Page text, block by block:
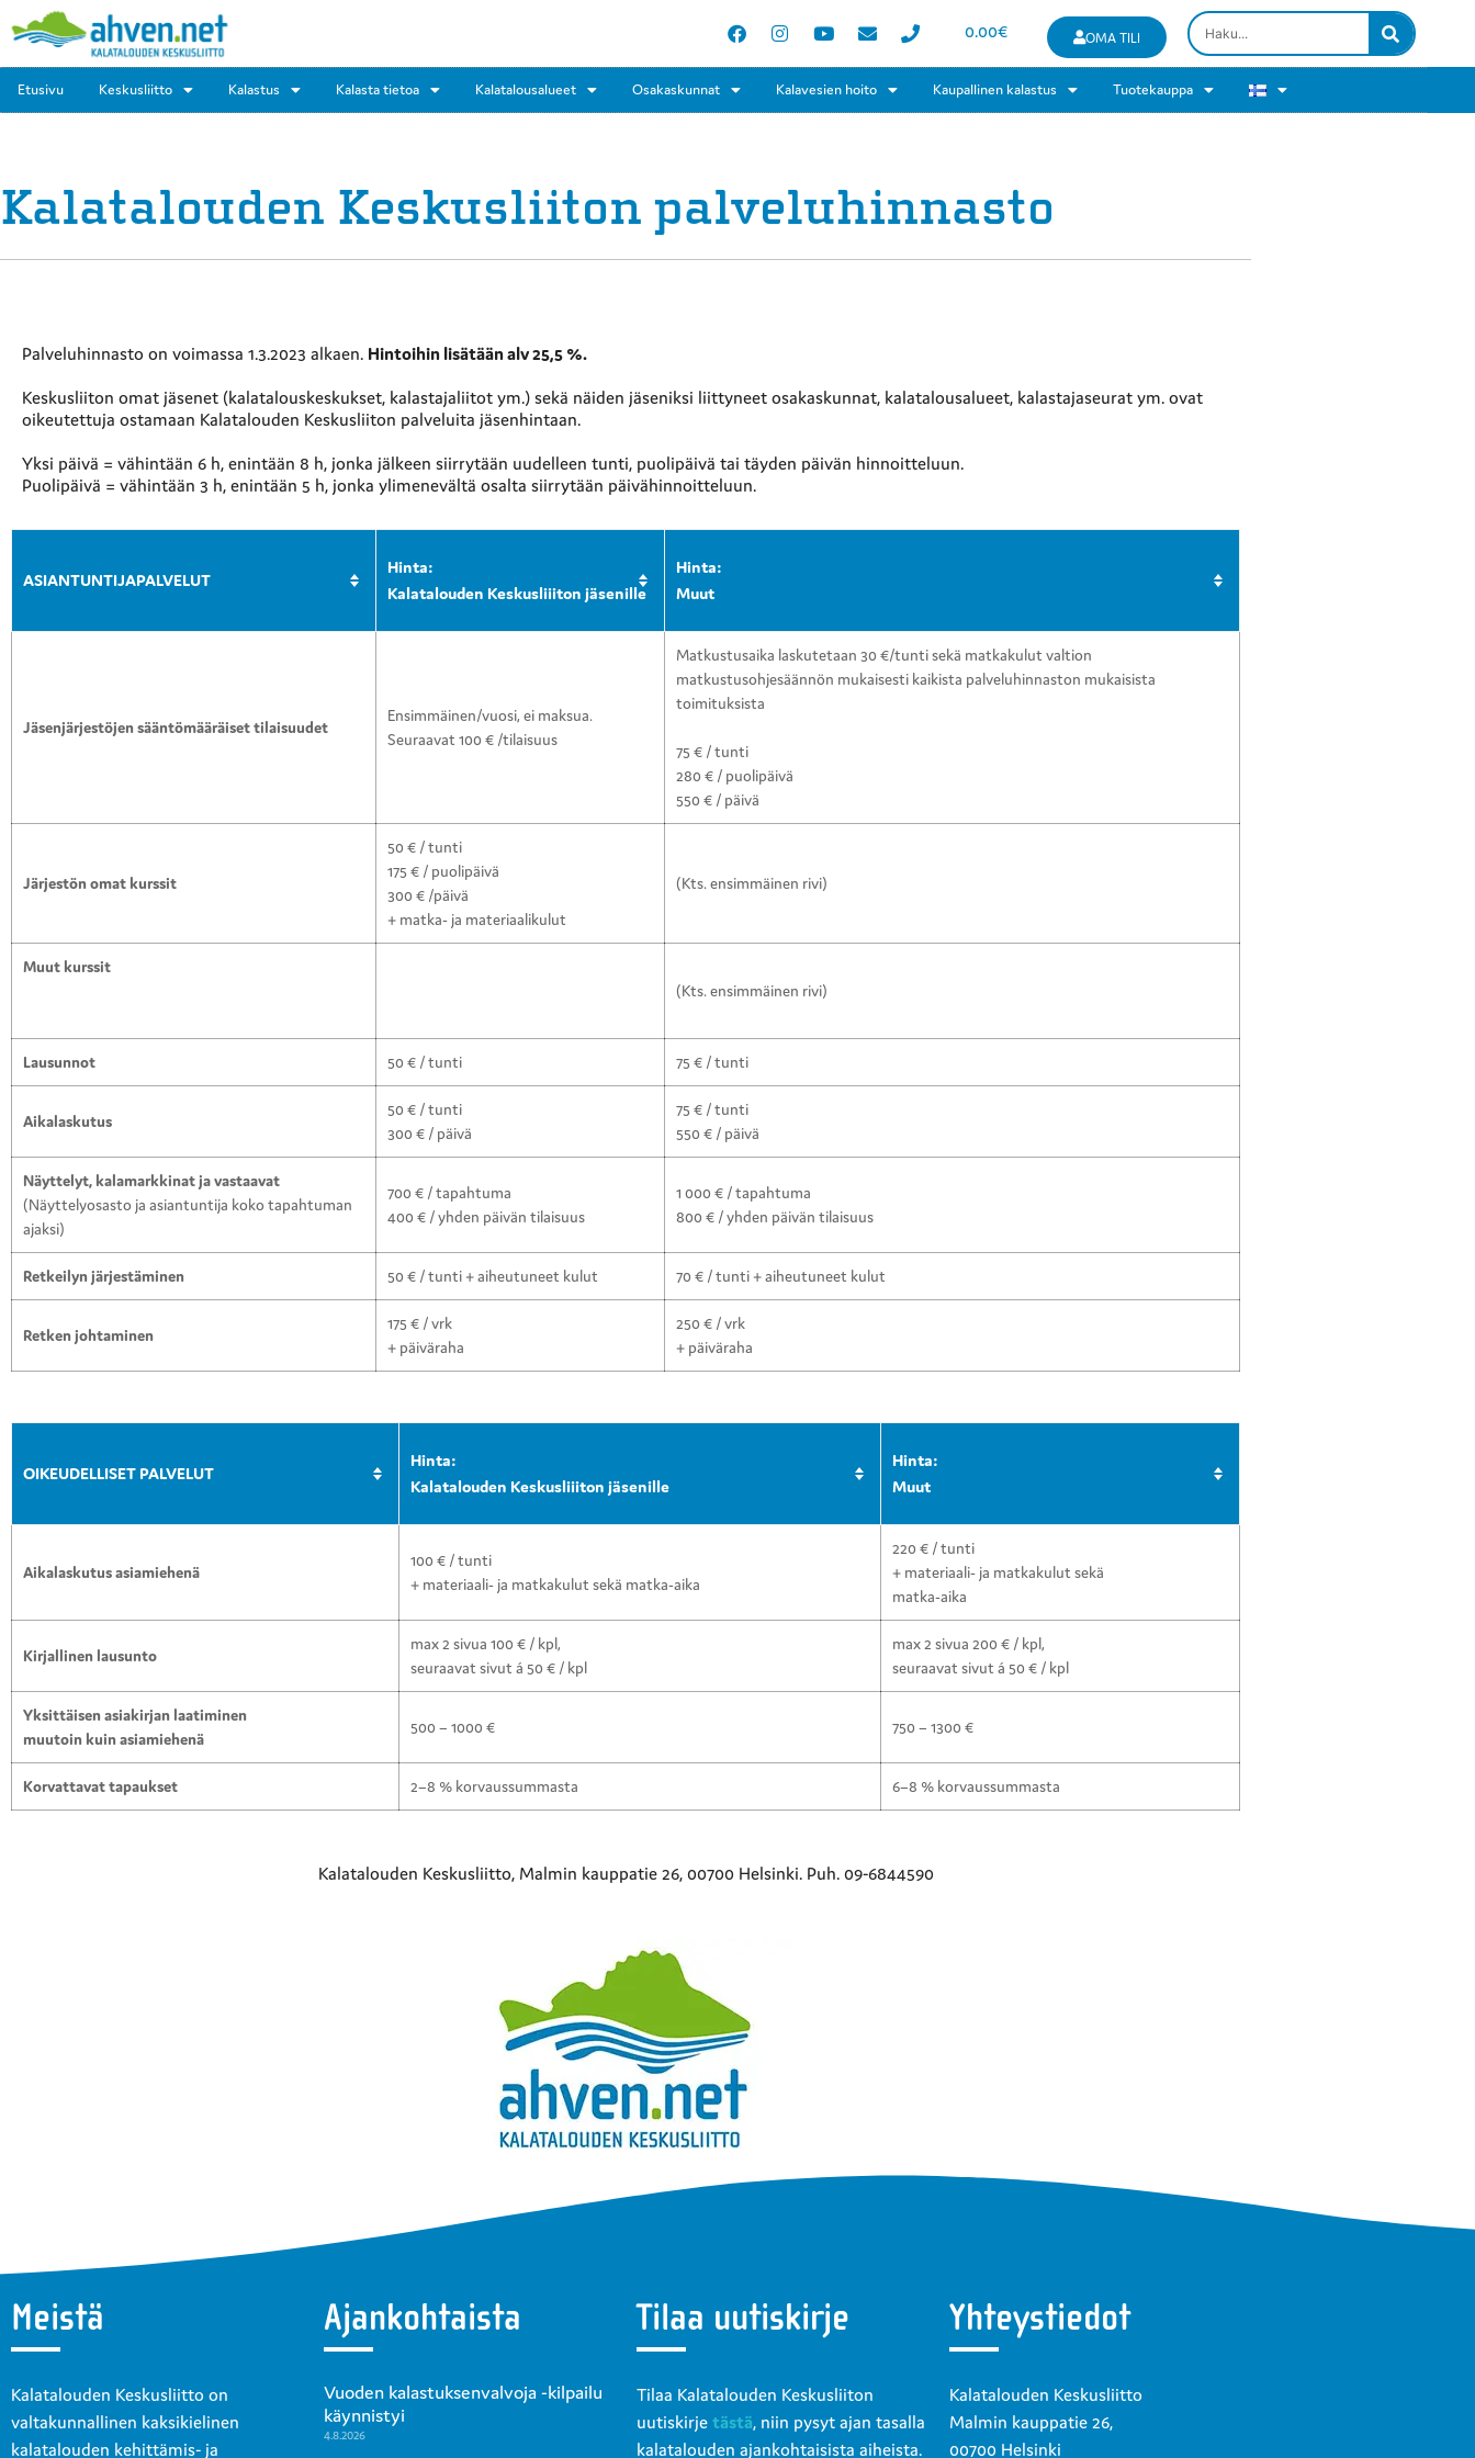
0.00€ OMA TILI
Etusivu Keskusliitto Kalastus Kalasta tietoa Kalatalousalueet Osakaskunnat Kalavesien hoito Kaupallinen kalastus Tuotekauppa
Kalatalouden Keskusliiton palveluhinnasto
Palveluhinnasto on voimassa 1.3.2023 alkaen. Hintoihin lisätään alv 25,5 %.
Keskusliiton omat jäsenet (kalatalouskeskukset, kalastajaliitot ym.) sekä näiden jäseniksi liittyneet osakaskunnat, kalatalousalueet, kalastajaseurat ym. ovat
oikeutettuja ostamaan Kalatalouden Keskusliiton palveluita jäsenhintaan.
Yksi päivä = vähintään 6 h, enintään 8 h, jonka jälkeen siirrytään uudelleen tunti, puolipäivä tai täyden päivän hinnoitteluun.
Puolipäivä = vähintään 3 h, enintään 5 h, jonka ylimenevältä osalta siirrytään päivähinnoitteluun.
ASIANTUNTIJAPALVELUT
Hinta:
Kalatalouden Keskusliiiton jäsenille
Hinta:
Muut
Jäsenjärjestöjen sääntömääräiset tilaisuudet
Ensimmäinen/vuosi, ei maksua.
Seuraavat 100 € /tilaisuus
Matkustusaika laskutetaan 30 €/tunti sekä matkakulut valtion
matkustusohjesäännön mukaisesti kaikista palveluhinnaston mukaisista
toimituksista
75 € / tunti
280 € / puolipäivä
550 € / päivä
Järjestön omat kurssit
50 € / tunti
175 € / puolipäivä
300 € /päivä
+ matka- ja materiaalikulut
(Kts. ensimmäinen rivi)
Muut kurssit
(Kts. ensimmäinen rivi)
Lausunnot 50 € / tunti 75 € / tunti
Aikalaskutus
50 € / tunti
300 € / päivä
75 € / tunti
550 € / päivä
Näyttelyt, kalamarkkinat ja vastaavat
(Näyttelyosasto ja asiantuntija koko tapahtuman
ajaksi)
700 € / tapahtuma
400 € / yhden päivän tilaisuus
1 000 € / tapahtuma
800 € / yhden päivän tilaisuus
Retkeilyn järjestäminen 50 € / tunti + aiheutuneet kulut 70 € / tunti + aiheutuneet kulut
Retken johtaminen
175 € / vrk
+ päiväraha
250 € / vrk
+ päiväraha
OIKEUDELLISET PALVELUT
Hinta:
Kalatalouden Keskusliiiton jäsenille
Hinta:
Muut
Aikalaskutus asiamiehenä
100 € / tunti
+ materiaali- ja matkakulut sekä matka-aika
220 € / tunti
+ materiaali- ja matkakulut sekä
matka-aika
Kirjallinen lausunto
max 2 sivua 100 € / kpl,
seuraavat sivut á 50 € / kpl
max 2 sivua 200 € / kpl,
seuraavat sivut á 50 € / kpl
Yksittäisen asiakirjan laatiminen
muutoin kuin asiamiehenä
500 – 1000 € 750 – 1300 €
Korvattavat tapaukset 2–8 % korvaussummasta 6–8 % korvaussummasta
Kalatalouden Keskusliitto, Malmin kauppatie 26, 00700 Helsinki. Puh. 09-6844590
Meistä
Kalatalouden Keskusliitto on
valtakunnallinen kaksikielinen
kalatalouden kehittämis- ja
Ajankohtaista
Vuoden kalastuksenvalvoja -kilpailu
käynnistyi
4.8.2026
Tilaa uutiskirje
Tilaa Kalatalouden Keskusliiton
uutiskirje tästä, niin pysyt ajan tasalla
kalatalouden ajankohtaisista aiheista.
Yhteystiedot
Kalatalouden Keskusliitto
Malmin kauppatie 26,
00700 Helsinki